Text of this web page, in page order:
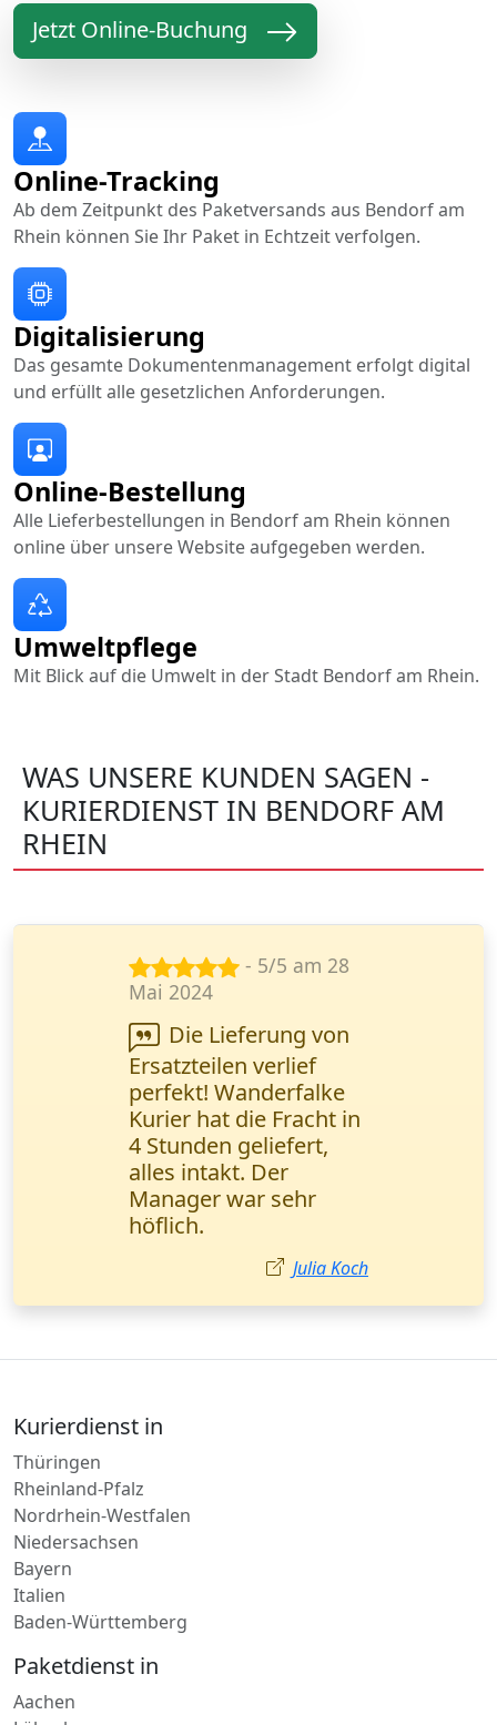
Jetzt Online-Buchung
Online-Bestellung
Alle Lieferbestellungen in Bendorf am Rhein können
online über unsere Website aufgegeben werden.
Online-Tracking
Ab dem Zeitpunkt des Paketversands aus Bendorf am
Rhein können Sie Ihr Paket in Echtzeit verfolgen.
Digitalisierung
Das gesamte Dokumentenmanagement erfolgt digital
und erfüllt alle gesetzlichen Anforderungen.
Umweltpflege
Mit Blick auf die Umwelt in der Stadt Bendorf am Rhein.
WAS UNSERE KUNDEN SAGEN -
KURIERDIENST IN BENDORF AM
RHEIN
- 5/5 am 23
Juni 2024
Ihr Kurierdienst
steht für
Zuverlässigkeit. Alle
Sendungen werden
pünktlich geliefert, und
unsere Kunden sind
zufrieden. Petrović
Milena,
Vertriebsmanagerin,
Kurierdienst in
Thüringen
Rheinland-Pfalz
Nordrhein-Westfalen
Niedersachsen
Bayern
Baden-Württemberg
Paketdienst in